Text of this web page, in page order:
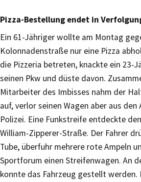
Pizza-Bestellung endet in
Ein 61-Jähriger wollte am Montag
Kolonnadenstraße nur eine Pizza
die Pizzeria betreten, knackte ein 23-
seinen Pkw und düste davon.
Mitarbeiter des Imbisses nahm der
auf, verlor seinen Wagen aber aus den
Polizei. Eine Funkstreife entdeckte
William-Zipperer-Straße. Der Fahrer
Tube, überfuhr mehrere rote Ampeln
Sportforum einen Streifenwagen. An
konnte das Fahrzeug gestellt werden.